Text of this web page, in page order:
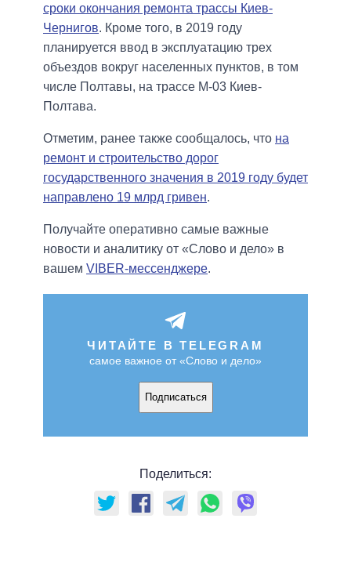
сроки окончания ремонта трассы Киев-
Чернигов. Кроме того, в 2019 году
планируется ввод в эксплуатацию трех
объездов вокруг населенных пунктов, в том
числе Полтавы, на трассе М-03 Киев-
Полтава.
Отметим, ранее также сообщалось, что на
ремонт и строительство дорог
государственного значения в 2019 году будет
направлено 19 млрд гривен.
Получайте оперативно самые важные
новости и аналитику от «Слово и дело» в
вашем VIBER-мессенджере.
ЧИТАЙТЕ В TELEGRAM
самое важное от «Слово и дело»
Подписаться
Поделиться: